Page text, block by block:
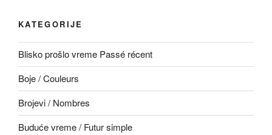
KATEGORIJE
Blisko prošlo vreme Passé récent
Boje / Couleurs
Brojevi / Nombres
Buduće vreme / Futur simple